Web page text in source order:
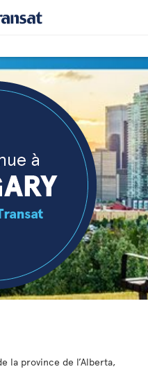
la province de l’Alberta,